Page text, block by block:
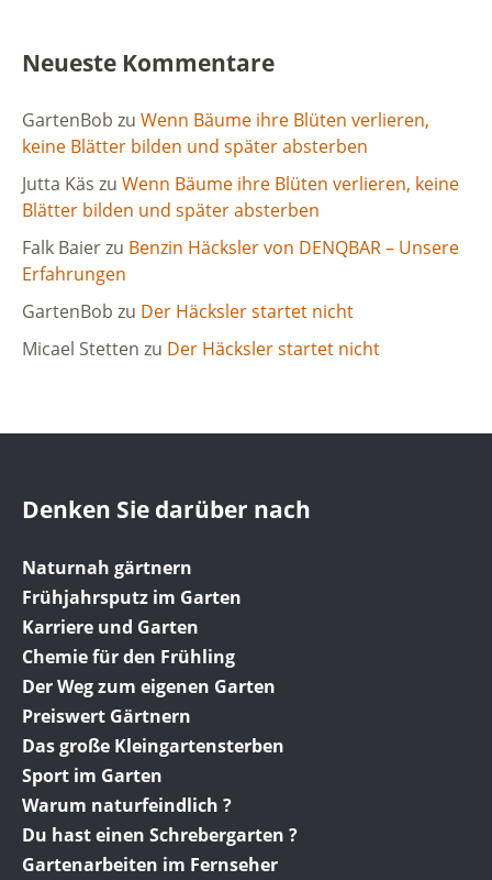
Neueste Kommentare
GartenBob zu Wenn Bäume ihre Blüten verlieren,
keine Blätter bilden und später absterben
Jutta Käs zu Wenn Bäume ihre Blüten verlieren, keine
Blätter bilden und später absterben
Falk Baierzu Benzin Häcksler von DENQBAR – Unsere
Erfahrungen
GartenBob zu Der Häcksler startet nicht
Micael Stetten zu Der Häcksler startet nicht
Denken Sie darüber nach
Naturnah gärtnern
Frühjahrsputz im Garten
Karriere und Garten
Chemie für den Frühling
Der Weg zum eigenen Garten
Preiswert Gärtnern
Das große Kleingartensterben
Sport im Garten
Warum naturfeindlich ?
Du hast einen Schrebergarten ?
Gartenarbeiten im Fernseher